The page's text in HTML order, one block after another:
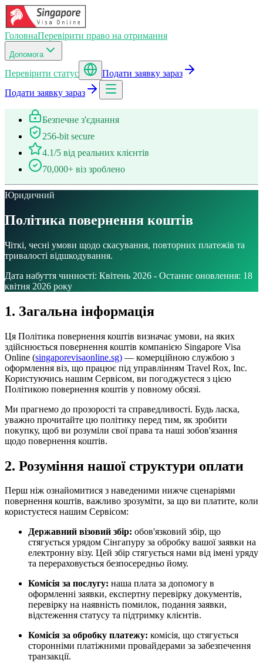
ГоловнаПеревірити право на отримання
Допомога
Перевірити статус
Подати заявку зараз
Подати заявку зараз
Безпечне з'єднання
256-bit secure
4.1/5 від реальних клієнтів
70,000+ віз зроблено
Юридичний
Політика повернення коштів
Чіткі, чесні умови щодо скасування, повторних платежів та
тривалості відшкодування.
Дата набуття чинності: Квітень 2026 - Останнє оновлення: 18
квітня 2026 року
1. Загальна інформація
Ця Політика повернення коштів визначає умови, на яких
здійснюється повернення коштів компанією Singapore Visa
Online (singaporevisaonline.sg) — комерційною службою з
оформлення віз, що працює під управлінням Travel Rox, Inc.
Користуючись нашим Сервісом, ви погоджуєтеся з цією
Політикою повернення коштів у повному обсязі.
Ми прагнемо до прозорості та справедливості. Будь ласка,
уважно прочитайте цю політику перед тим, як зробити
покупку, щоб ви розуміли свої права та наші зобов'язання
щодо повернення коштів.
2. Розуміння нашої структури оплати
Перш ніж ознайомитися з наведеними нижче сценаріями
повернення коштів, важливо зрозуміти, за що ви платите, коли
користуєтеся нашим Сервісом:
Державний візовий збір: обов'язковий збір, що
стягується урядом Сінгапуру за обробку вашої заявки на
електронну візу. Цей збір стягується нами від імені уряду
та перераховується безпосередньо йому.
Комісія за послугу: наша плата за допомогу в
оформленні заявки, експертну перевірку документів,
перевірку на наявність помилок, подання заявки,
відстеження статусу та підтримку клієнтів.
Комісія за обробку платежу: комісія, що стягується
сторонніми платіжними провайдерами за забезпечення
транзакції.